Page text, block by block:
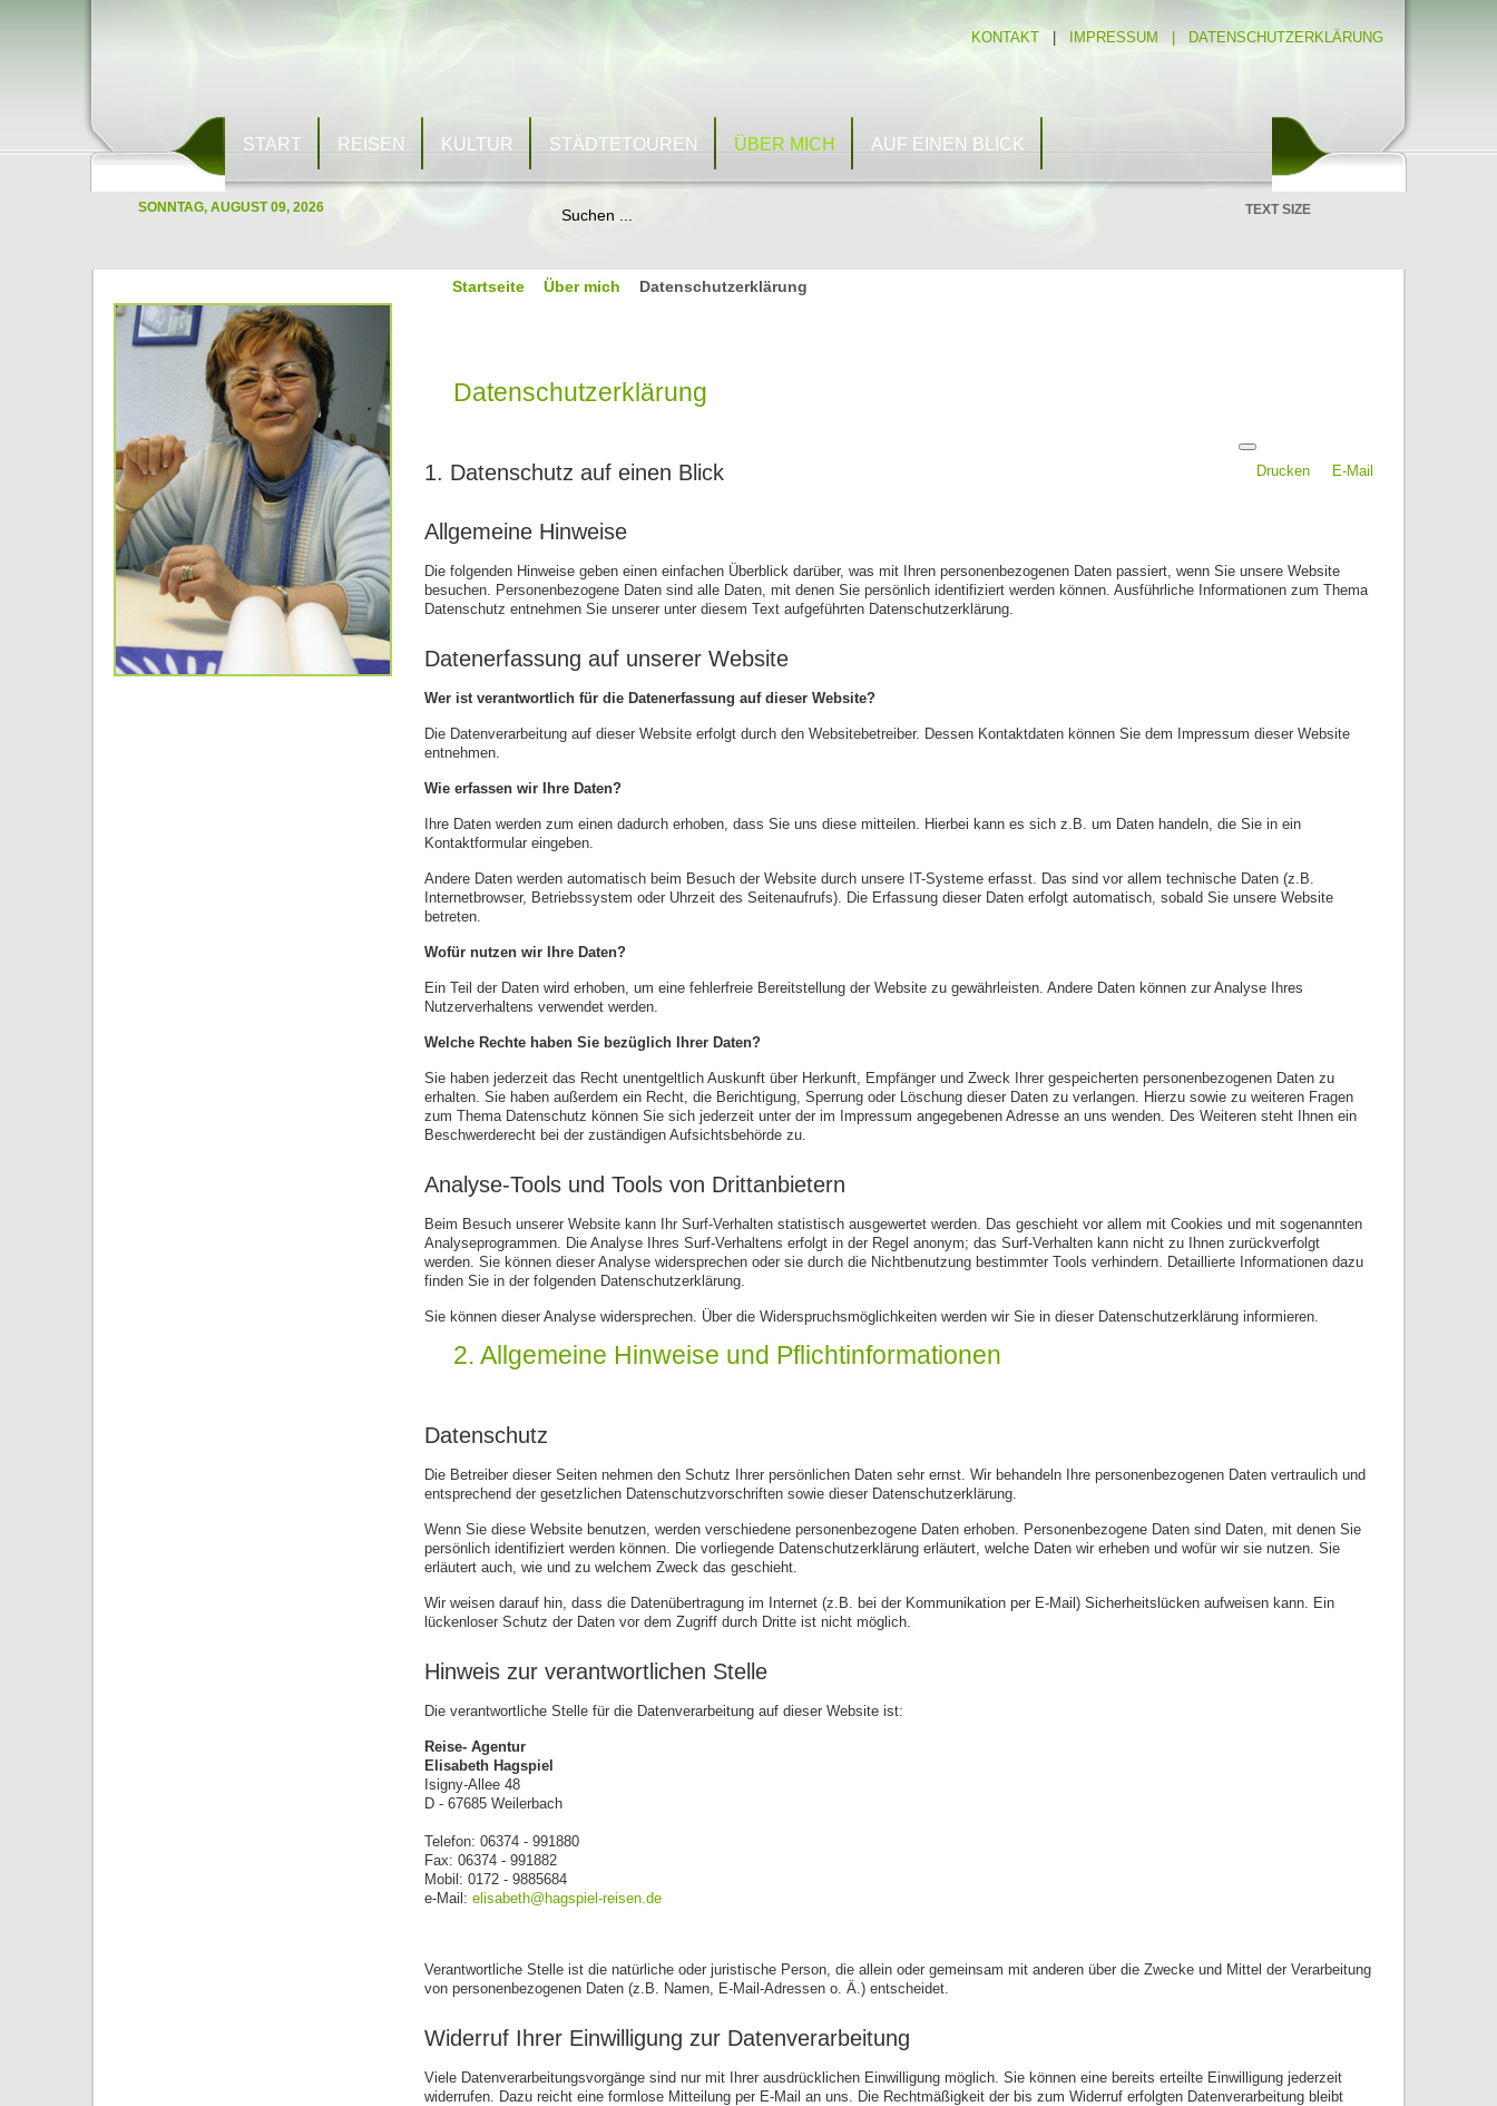
KONTAKT IMPRESSUM | DATENSCHUTZERKLÄRUNG
START REISEN KULTUR STÄDTETOUREN ÜBER MICH AUF EINEN BLICK
SONNTAG, AUGUST 09, 2026 TEXT SIZE
Startseite Über mich Datenschutzerklärung
Datenschutzerklärung
Drucken E-Mail
1. Datenschutz auf einen Blick
Allgemeine Hinweise
Die folgenden Hinweise geben einen einfachen Überblick darüber, was mit Ihren personenbezogenen Daten passiert, wenn Sie unsere Website
besuchen. Personenbezogene Daten sind alle Daten, mit denen Sie persönlich identifiziert werden können. Ausführliche Informationen zum Thema
Datenschutz entnehmen Sie unserer unter diesem Text aufgeführten Datenschutzerklärung.
Datenerfassung auf unserer Website
Wer ist verantwortlich für die Datenerfassung auf dieser Website?
Die Datenverarbeitung auf dieser Website erfolgt durch den Websitebetreiber. Dessen Kontaktdaten können Sie dem Impressum dieser Website
entnehmen.
Wie erfassen wir Ihre Daten?
Ihre Daten werden zum einen dadurch erhoben, dass Sie uns diese mitteilen. Hierbei kann es sich z.B. um Daten handeln, die Sie in ein
Kontaktformular eingeben.
Andere Daten werden automatisch beim Besuch der Website durch unsere IT-Systeme erfasst. Das sind vor allem technische Daten (z.B.
Internetbrowser, Betriebssystem oder Uhrzeit des Seitenaufrufs). Die Erfassung dieser Daten erfolgt automatisch, sobald Sie unsere Website
betreten.
Wofür nutzen wir Ihre Daten?
Ein Teil der Daten wird erhoben, um eine fehlerfreie Bereitstellung der Website zu gewährleisten. Andere Daten können zur Analyse Ihres
Nutzerverhaltens verwendet werden.
Welche Rechte haben Sie bezüglich Ihrer Daten?
Sie haben jederzeit das Recht unentgeltlich Auskunft über Herkunft, Empfänger und Zweck Ihrer gespeicherten personenbezogenen Daten zu
erhalten. Sie haben außerdem ein Recht, die Berichtigung, Sperrung oder Löschung dieser Daten zu verlangen. Hierzu sowie zu weiteren Fragen
zum Thema Datenschutz können Sie sich jederzeit unter der im Impressum angegebenen Adresse an uns wenden. Des Weiteren steht Ihnen ein
Beschwerderecht bei der zuständigen Aufsichtsbehörde zu.
Analyse-Tools und Tools von Drittanbietern
Beim Besuch unserer Website kann Ihr Surf-Verhalten statistisch ausgewertet werden. Das geschieht vor allem mit Cookies und mit sogenannten
Analyseprogrammen. Die Analyse Ihres Surf-Verhaltens erfolgt in der Regel anonym; das Surf-Verhalten kann nicht zu Ihnen zurückverfolgt
werden. Sie können dieser Analyse widersprechen oder sie durch die Nichtbenutzung bestimmter Tools verhindern. Detaillierte Informationen dazu
finden Sie in der folgenden Datenschutzerklärung.
Sie können dieser Analyse widersprechen. Über die Widerspruchsmöglichkeiten werden wir Sie in dieser Datenschutzerklärung informieren.
2. Allgemeine Hinweise und Pflichtinformationen
Datenschutz
Die Betreiber dieser Seiten nehmen den Schutz Ihrer persönlichen Daten sehr ernst. Wir behandeln Ihre personenbezogenen Daten vertraulich und
entsprechend der gesetzlichen Datenschutzvorschriften sowie dieser Datenschutzerklärung.
Wenn Sie diese Website benutzen, werden verschiedene personenbezogene Daten erhoben. Personenbezogene Daten sind Daten, mit denen Sie
persönlich identifiziert werden können. Die vorliegende Datenschutzerklärung erläutert, welche Daten wir erheben und wofür wir sie nutzen. Sie
erläutert auch, wie und zu welchem Zweck das geschieht.
Wir weisen darauf hin, dass die Datenübertragung im Internet (z.B. bei der Kommunikation per E-Mail) Sicherheitslücken aufweisen kann. Ein
lückenloser Schutz der Daten vor dem Zugriff durch Dritte ist nicht möglich.
Hinweis zur verantwortlichen Stelle
Die verantwortliche Stelle für die Datenverarbeitung auf dieser Website ist:
Reise- Agentur
Elisabeth Hagspiel
Isigny-Allee 48
D - 67685 Weilerbach
Telefon: 06374 - 991880
Fax: 06374 - 991882
Mobil: 0172 - 9885684
e-Mail: elisabeth@hagspiel-reisen.de
Verantwortliche Stelle ist die natürliche oder juristische Person, die allein oder gemeinsam mit anderen über die Zwecke und Mittel der Verarbeitung
von personenbezogenen Daten (z.B. Namen, E-Mail-Adressen o. Ä.) entscheidet.
Widerruf Ihrer Einwilligung zur Datenverarbeitung
Viele Datenverarbeitungsvorgänge sind nur mit Ihrer ausdrücklichen Einwilligung möglich. Sie können eine bereits erteilte Einwilligung jederzeit
widerrufen. Dazu reicht eine formlose Mitteilung per E-Mail an uns. Die Rechtmäßigkeit der bis zum Widerruf erfolgten Datenverarbeitung bleibt